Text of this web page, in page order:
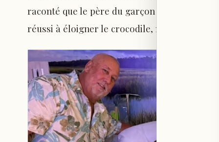
raconté que le père du garçon s’est jeté à
réussi à éloigner le crocodile, mais la